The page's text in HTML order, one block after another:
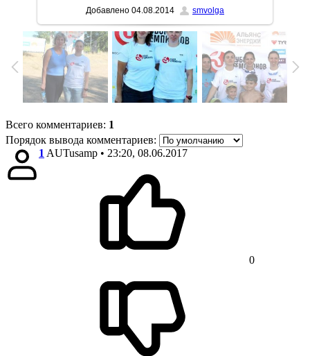
Добавлено 04.08.2014 smvolga
Всего комментариев: 1
Порядок вывода комментариев:
1 AUTusamp • 23:20, 08.06.2017
0